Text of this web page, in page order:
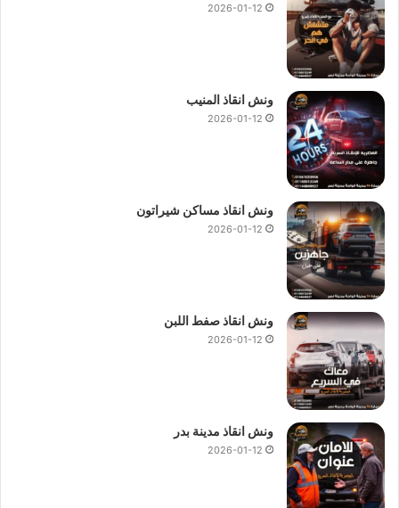
2026-01-12
ونش انقاذ المنيب
2026-01-12
ونش انقاذ مساكن شيراتون
2026-01-12
ونش انقاذ صفط اللبن
2026-01-12
ونش انقاذ مدينة بدر
2026-01-12